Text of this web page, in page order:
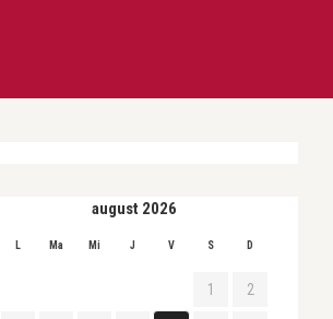
august 2026
L Ma Mi J V S D
1 2